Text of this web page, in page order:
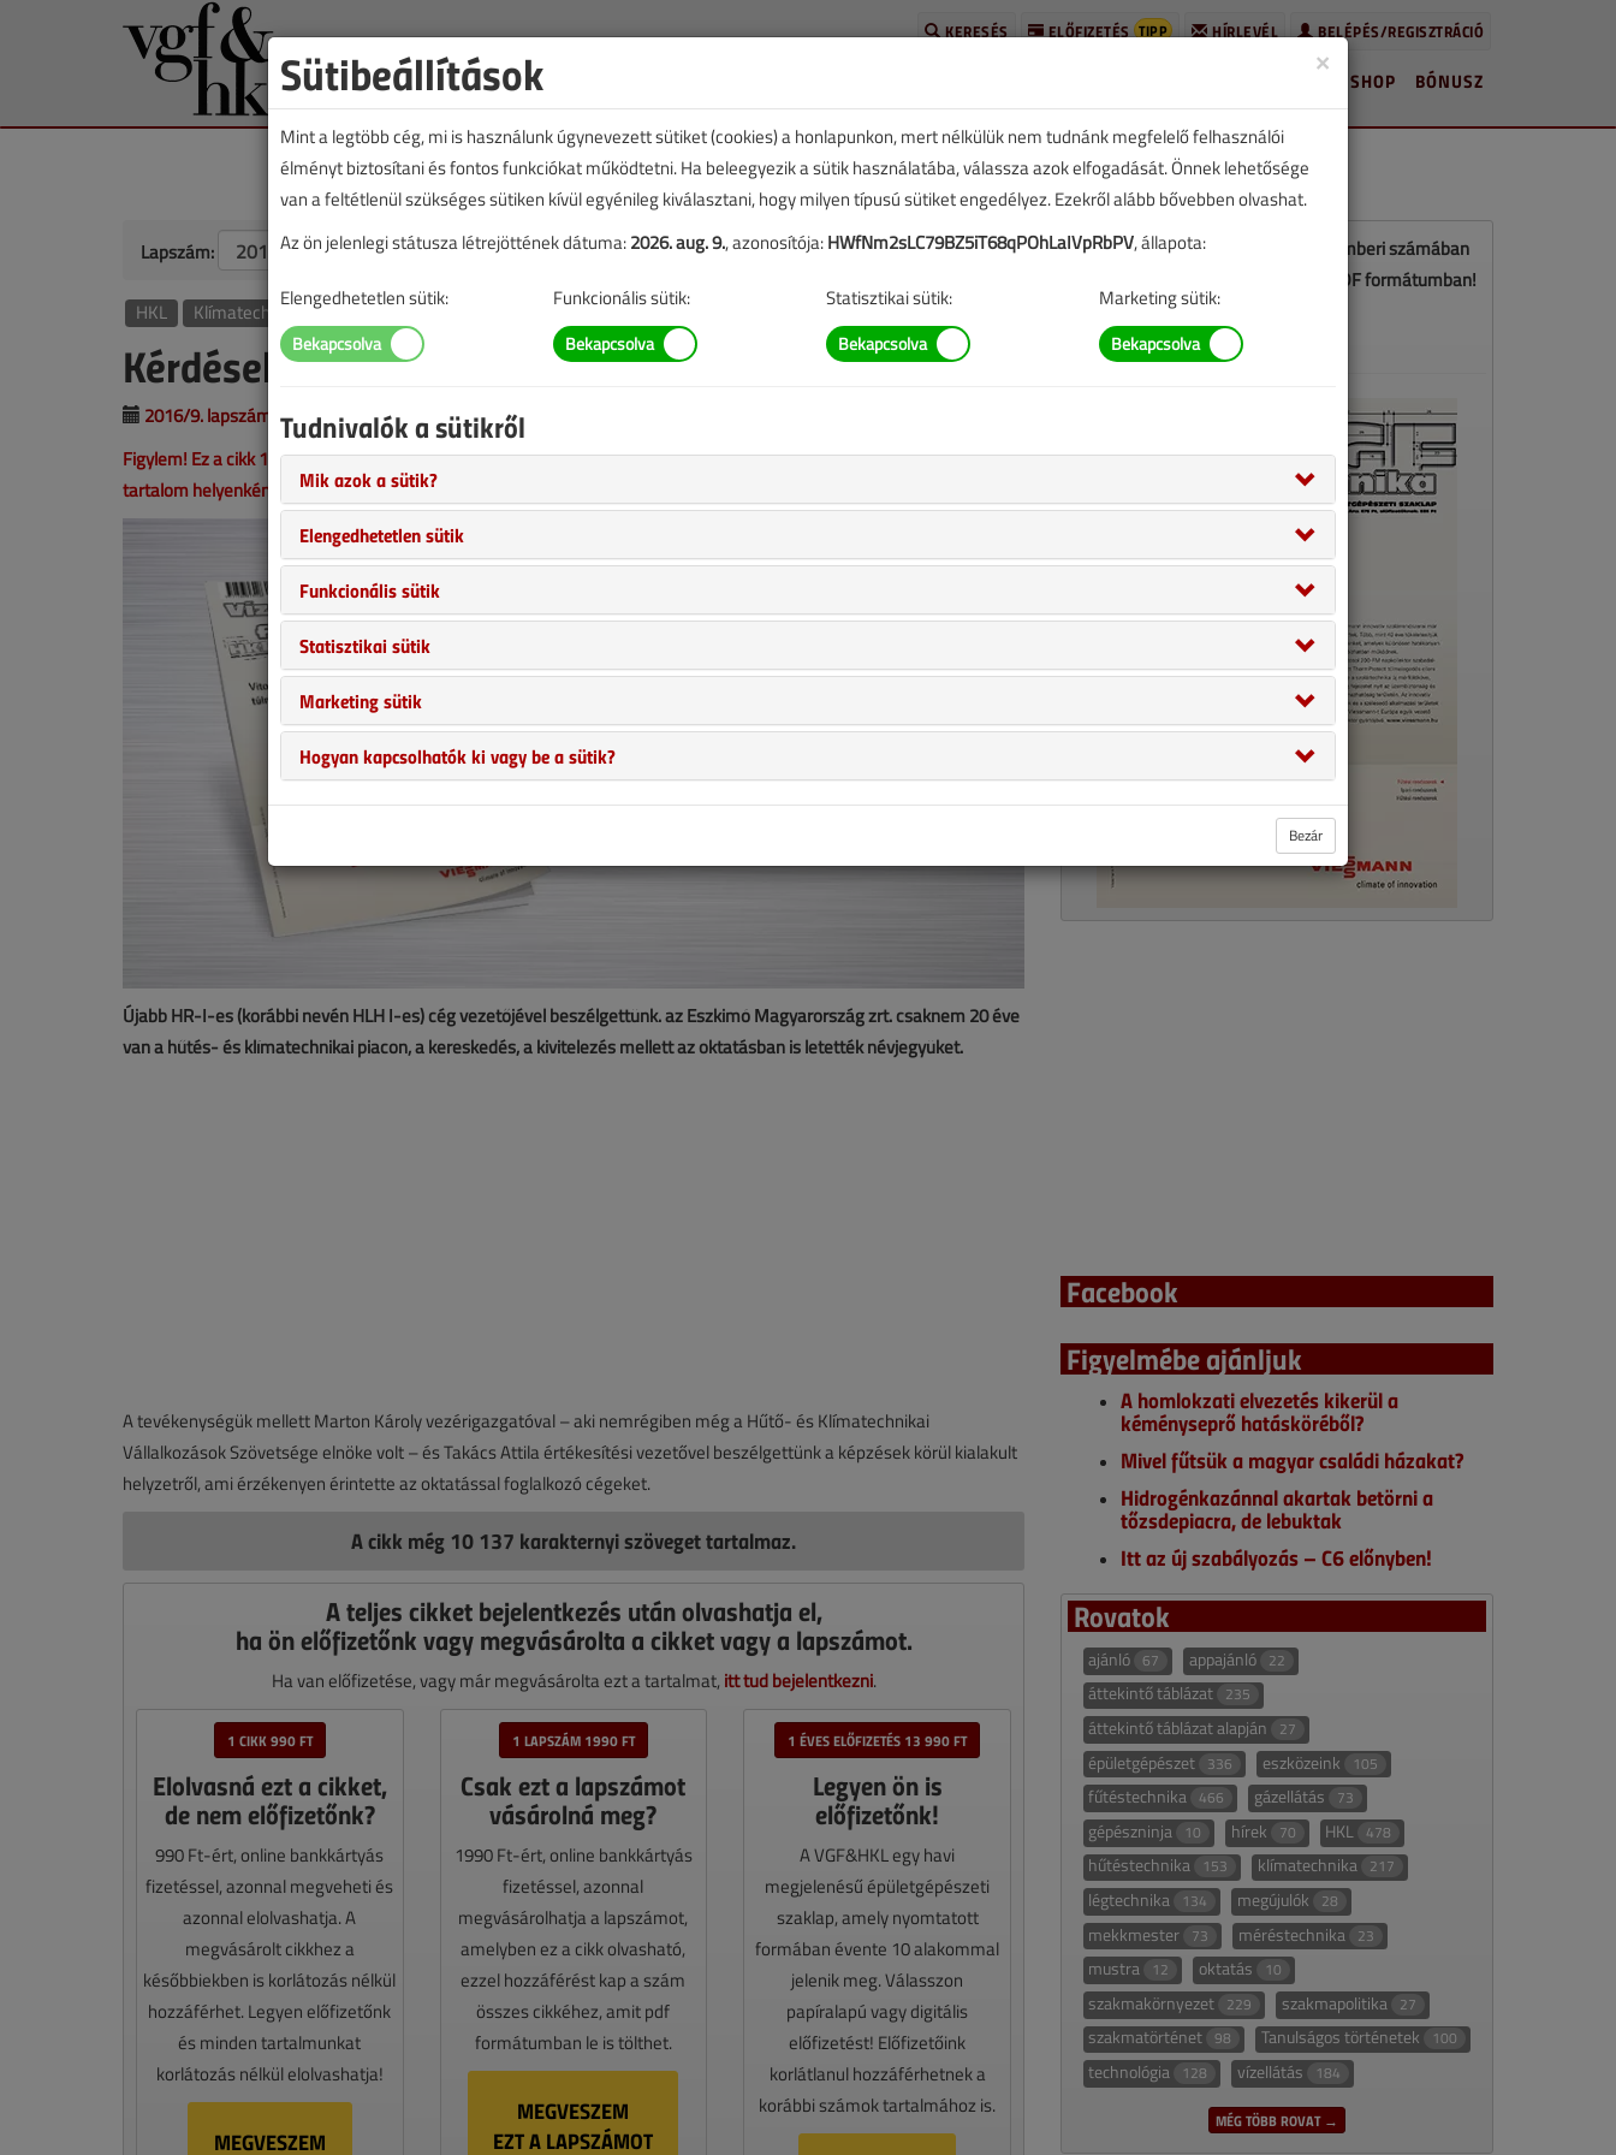
BELÉPÉS/REGISZTRÁCIÓ
HÍRLEVÉL
ELŐFIZETÉS TIPP
KERESÉS
BÓNUSZ
SHOP
Lapszám: TARTALOM
HKL Klímatechnika
Kérdések válaszok nélkül
2016/9. lapszám | VGF&HKL online |
8028 |
Figylem! Ez a cikk 10 éve frissült utoljára. A benne szereplő információk mára aktualitásukat veszíthették, valamint a
tartalom helyenként hiányos lehet (képek, táblázatok stb.).
Újabb HR-I-es (korábbi nevén HLH I-es) cég vezetőjével beszélgettünk. az Eszkimó Magyarország zrt. csaknem 20 éve
van a hűtés- és klímatechnikai piacon, a kereskedés, a kivitelezés mellett az oktatásban is letették névjegyüket.
A tevékenységük mellett Marton Károly vezérigazgatóval – aki nemrégiben még a Hűtő- és Klímatechnikai
Vállalkozások Szövetsége elnöke volt – és Takács Attila értékesítési vezetővel beszélgettünk a képzések körül kialakult
helyzetről, ami érzékenyen érintette az oktatással foglalkozó cégeket.
A cikk még 10 137 karakternyi szöveget tartalmaz.
A teljes cikket bejelentkezés után olvashatja el,
ha ön előfizetőnk vagy megvásárolta a cikket vagy a lapszámot.
Ha van előfizetése, vagy már megvásárolta ezt a tartalmat, itt tud bejelentkezni.
1 CIKK 990 FT
Elolvasná ezt a cikket,
de nem előfizetőnk?
990 Ft-ért, online bankkártyás
fizetéssel, azonnal megveheti és
azonnal elolvashatja. A
megvásárolt cikkhez a
későbbiekben is korlátozás nélkül
hozzáférhet. Legyen előfizetőnk
és minden tartalmunkat
korlátozás nélkül elolvashatja!
MEGVESZEM
1 LAPSZÁM 1990 FT
Csak ezt a lapszámot
vásárolná meg?
1990 Ft-ért, online bankkártyás
fizetéssel, azonnal
megvásárolhatja a lapszámot,
amelyben ez a cikk olvasható,
ezzel hozzáférést kap a szám
összes cikkéhez, amit pdf
formátumban le is tölthet.
MEGVESZEM
EZT A LAPSZÁMOT
1 ÉVES ELŐFIZETÉS 13 990 FT
Legyen ön is
előfizetőnk!
A VGF&HKL egy havi
megjelenésű épületgépészeti
szaklap, amely nyomtatott
formában évente 10 alakommal
jelenik meg. Válasszon
papíralapú vagy digitális
előfizetést! Előfizetőink
korlátlanul hozzáférhetnek a
korábbi számok tartalmához is.
Ez a cikk a VGF&HKL 2016. szeptemberi számában
jelent meg. Töltse le a lapszámot PDF formátumban!
Facebook
Figyelmébe ajánljuk
A homlokzati elvezetés kikerül a
kéményseprő hatásköréből?
Mivel fűtsük a magyar családi házakat?
Hidrogénkazánnal akartak betörni a
tőzsdepiacra, de lebuktak
Itt az új szabályozás – C6 előnyben!
Rovatok
ajánló 67 appajánló 22
áttekintő táblázat 235
áttekintő táblázat alapján 27
épületgépészet 336 eszközeink 105
fűtéstechnika 466 gázellátás 73
gépészninja 10 hírek 70 HKL 478
hűtéstechnika 153 klímatechnika 217
légtechnika 134 megújulók 28
mekkmester 73 méréstechnika 23
mustra 12 oktatás 10
szakmakörnyezet 229 szakmapolitika 27
szakmatörténet 98 Tanulságos történetek 100
technológia 128 vízellátás 184
MÉG TÖBB ROVAT →
×
Sütibeállítások
Mint a legtöbb cég, mi is használunk úgynevezett sütiket (cookies) a honlapunkon, mert nélkülük nem tudnánk megfelelő felhasználói
élményt biztosítani és fontos funkciókat működtetni. Ha beleegyezik a sütik használatába, válassza azok elfogadását. Önnek lehetősége
van a feltétlenül szükséges sütiken kívül egyénileg kiválasztani, hogy milyen típusú sütiket engedélyez. Ezekről alább bővebben olvashat.
Az ön jelenlegi státusza létrejöttének dátuma:2026. aug. 9., azonosítója:HWfNm2sLC79BZ5iT68qPOhLaIVpRbPV, állapota:
Elengedhetetlen sütik: Funkcionális sütik: Statisztikai sütik: Marketing sütik:
Tudnivalók a sütikről
Mik azok a sütik?
Elengedhetetlen sütik
Funkcionális sütik
Statisztikai sütik
Marketing sütik
Hogyan kapcsolhatók ki vagy be a sütik?
Bezár